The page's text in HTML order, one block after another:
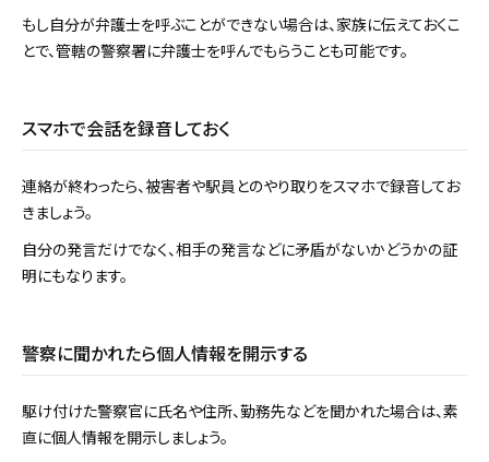
もし自分が弁護士を呼ぶことができない場合は、家族に伝えておくこ
とで、管轄の警察署に弁護士を呼んでもらうことも可能です。
スマホで会話を録音しておく
連絡が終わったら、被害者や駅員とのやり取りをスマホで録音してお
きましょう。
自分の発言だけでなく、相手の発言などに矛盾がないかどうかの証
明にもなります。
警察に聞かれたら個人情報を開示する
駆け付けた警察官に氏名や住所、勤務先などを聞かれた場合は、素
直に個人情報を開示しましょう。